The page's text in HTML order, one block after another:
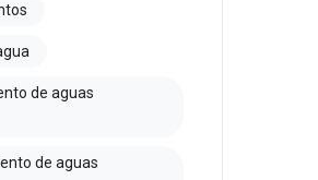
de aguas
de aguas